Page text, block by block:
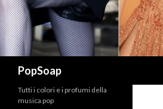
PopSoap
Tutti i colori e i profumi della
musica pop